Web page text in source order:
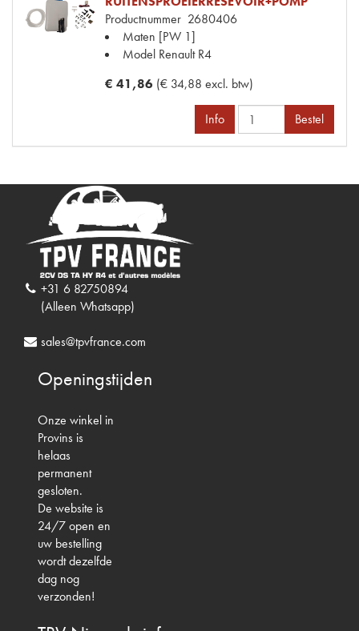
Productnummer 2680406
Maten [PW 1]
Model Renault R4
€ 41,86 (€ 34,88 excl. btw)
Info Bestel
+31 6 82750894
(Alleen Whatsapp)
sales@tpvfrance.com
Openingstijden
Onze winkel in
Provins is
helaas
permanent
gesloten.
De website is
24/7 open en
uw bestelling
wordt dezelfde
dag nog
verzonden!